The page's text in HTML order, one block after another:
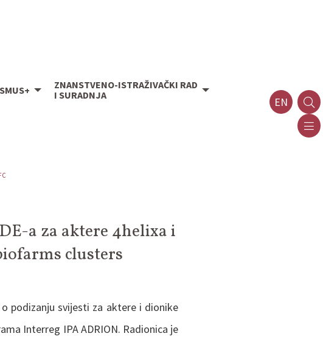
ZNANSTVENO-ISTRAŽIVAČKI RAD
I SURADNJA
EN
a za aktere 4helixa i
clusters
podizanju svijesti za aktere i dionike
Interreg IPA ADRION. Radionica je